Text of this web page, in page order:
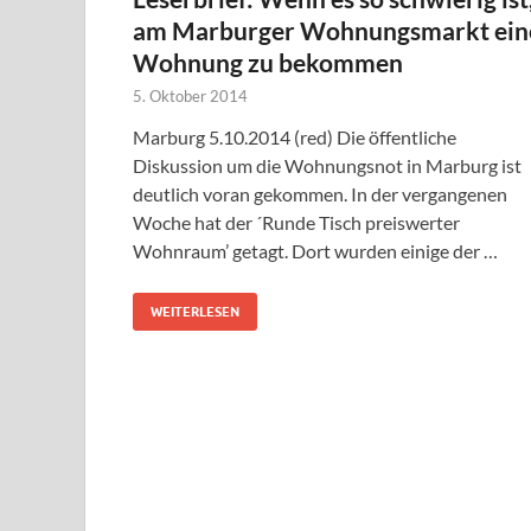
am Marburger Wohnungsmarkt
Wohnung zu bekommen
5. Oktober 2014
Marburg 5.10.2014 (red) Die öffentliche
Diskussion um die Wohnungsnot in Marburg ist
deutlich voran gekommen. In der vergangenen
Woche hat der ´Runde Tisch preiswerter
Wohnraum’ getagt. Dort wurden einige der …
WEITERLESEN